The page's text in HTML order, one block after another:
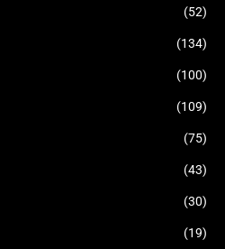
(52)
(134)
(100)
(109)
(75)
(43)
(30)
(19)